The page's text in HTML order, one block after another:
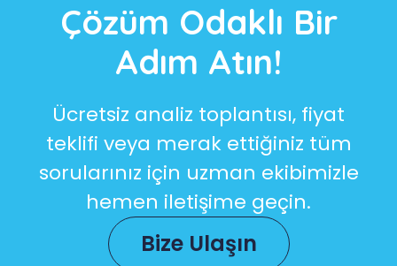
Çözüm Odaklı Bir
Adım Atın!
Ücretsiz analiz toplantısı, fiyat
teklifi veya merak ettiğiniz tüm
sorularınız için uzman ekibimizle
hemen iletişime geçin.
Bize Ulaşın